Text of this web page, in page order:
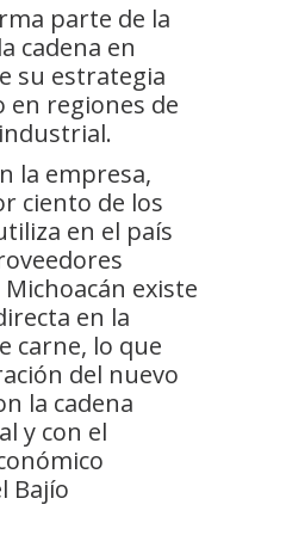
parte de la
cadena en
su estrategia
en regiones de
la empresa,
ciento de los
en el país
existe
en la
carne, lo que
del nuevo
la cadena
y con el
Bajío